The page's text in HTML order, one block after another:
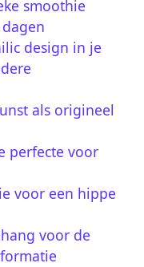
smoothie
design in je
als origineel
perfecte voor
voor een hippe
voor de